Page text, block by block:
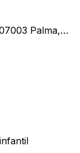
Avinguda del Comte de Sallent, 22, 07003 Palma, Illes Balears, Spain